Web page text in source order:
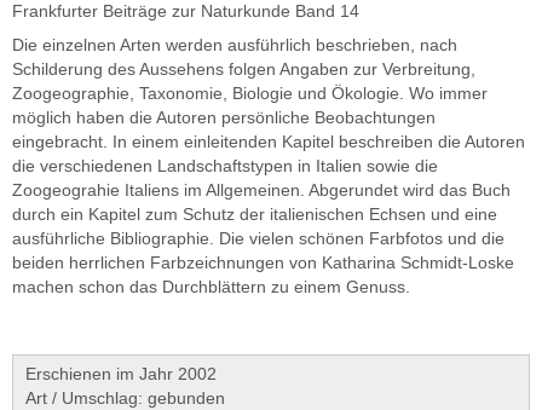
Frankfurter Beiträge zur Naturkunde Band 14
Die einzelnen Arten werden ausführlich beschrieben, nach
Schilderung des Aussehens folgen Angaben zur Verbreitung,
Zoogeographie, Taxonomie, Biologie und Ökologie. Wo immer
möglich haben die Autoren persönliche Beobachtungen
eingebracht. In einem einleitenden Kapitel beschreiben die Autoren
die verschiedenen Landschaftstypen in Italien sowie die
Zoogeograhie Italiens im Allgemeinen. Abgerundet wird das Buch
durch ein Kapitel zum Schutz der italienischen Echsen und eine
ausführliche Bibliographie. Die vielen schönen Farbfotos und die
beiden herrlichen Farbzeichnungen von Katharina Schmidt-Loske
machen schon das Durchblättern zu einem Genuss.
Erschienen im Jahr 2002
Art / Umschlag: gebunden